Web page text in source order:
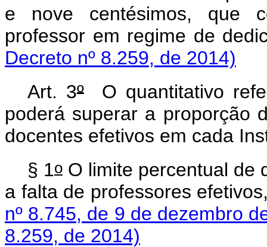
e nove centésimos, que
professor em regime de
Decreto nº 8.259, de 2014)
Art. 3ºO quantitativo
poderá superar a proporção
docentes efetivos em cada
§ 1o O limite percentual de
a falta de professores
nº 8.745, de 9 de dezembro
8.259, de 2014)